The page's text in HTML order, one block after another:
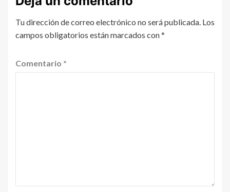
Tu dirección de correo electrónico no será publicada. Los
campos obligatorios están marcados con*
Comentario *